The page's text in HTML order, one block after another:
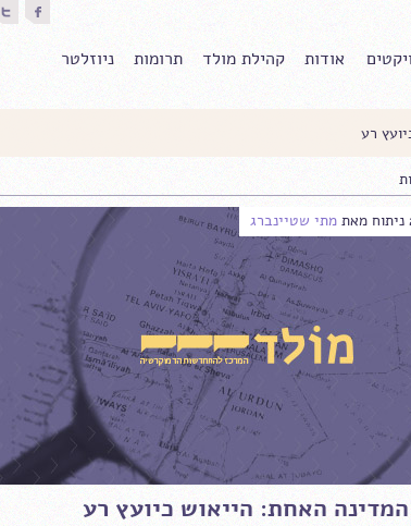
אודות קהילת מולד תרומות ניוזלטר
רע
ניתוח מאת מתי שטיינברג
האחת: הייאוש כיועץ רע